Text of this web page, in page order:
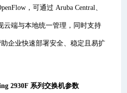
，可通过 Aruba Central、
云端与本地统一管理，同时支持
企业快速部署安全、稳定且易扩
2930F 系列交换机参数